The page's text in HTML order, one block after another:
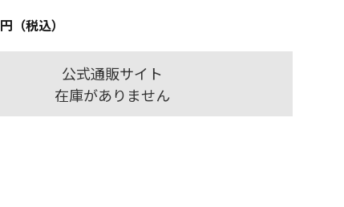
円（税込）
公式通販サイト
在庫がありません